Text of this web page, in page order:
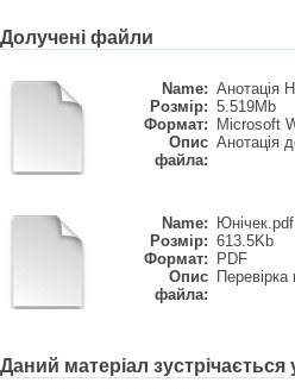
Долучені файли
Name: Анотація
Розмір: 5.519Mb
Формат:
Microsoft
Опис
файла:
Анотація
Name:
Юнічек.pdf
Розмір: 613.5Kb
Формат:
PDF
Опис
файла:
Перевірка
Даний матеріал